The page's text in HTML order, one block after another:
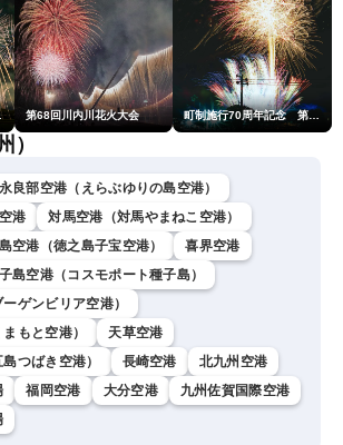
第68回川内川花火大会
）
良部空港（えらぶゆりの島空港）
港
対馬空港（対馬やまねこ空港）
空港（徳之島子宝空港）
喜界空港
島空港（コスモポート種子島）
ゲンビリア空港）
もと空港）
天草空港
つばき空港）
長崎空港
北九州空港
福岡空港 大分空港
九州佐賀国際空港